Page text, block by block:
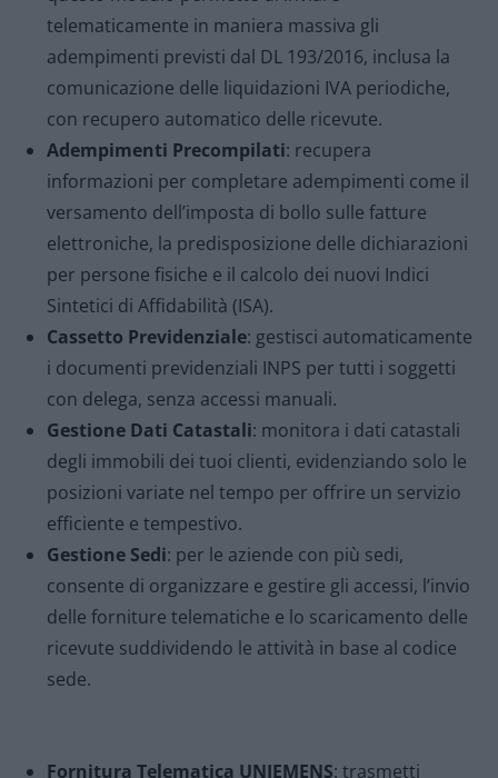
telematicamente in maniera massiva gli
adempimenti previsti dal DL 193/2016, inclusa la
comunicazione delle liquidazioni IVA periodiche,
con recupero automatico delle ricevute.
Adempimenti Precompilati: recupera
informazioni per completare adempimenti come il
versamento dell’imposta di bollo sulle fatture
elettroniche, la predisposizione delle dichiarazioni
per persone fisiche e il calcolo dei nuovi Indici
Sintetici di Affidabilità (ISA).
Cassetto Previdenziale: gestisci automaticamente
i documenti previdenziali INPS per tutti i soggetti
con delega, senza accessi manuali.
Gestione Dati Catastali: monitora i dati catastali
degli immobili dei tuoi clienti, evidenziando solo le
posizioni variate nel tempo per offrire un servizio
efficiente e tempestivo.
Gestione Sedi: per le aziende con più sedi,
consente di organizzare e gestire gli accessi, l’invio
delle forniture telematiche e lo scaricamento delle
ricevute suddividendo le attività in base al codice
sede.
Fornitura Telematica UNIEMENS: trasmetti